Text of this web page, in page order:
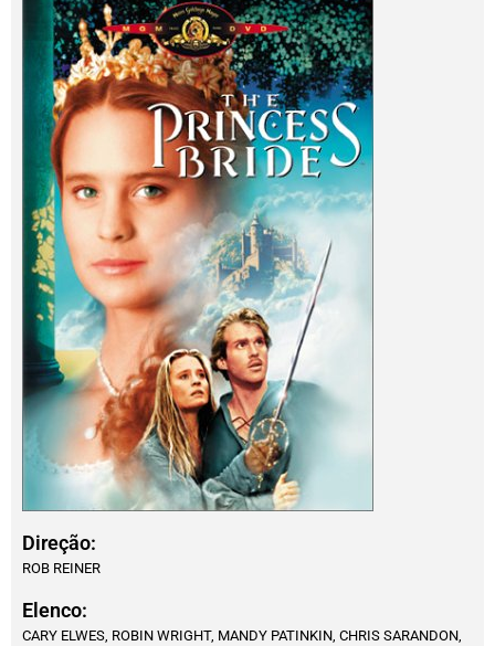
Direção:
ROB REINER
Elenco:
CARY ELWES, ROBIN WRIGHT, MANDY PATINKIN, CHRIS SARANDON,